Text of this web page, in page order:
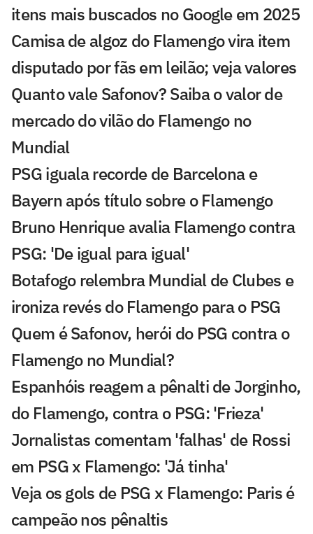
itens mais buscados no Google em 2025
Camisa de algoz do Flamengo vira item
disputado por fãs em leilão; veja valores
Quanto vale Safonov? Saiba o valor de
mercado do vilão do Flamengo no
Mundial
PSG iguala recorde de Barcelona e
Bayern após título sobre o Flamengo
Bruno Henrique avalia Flamengo contra
PSG: 'De igual para igual'
Botafogo relembra Mundial de Clubes e
ironiza revés do Flamengo para o PSG
Quem é Safonov, herói do PSG contra o
Flamengo no Mundial?
Espanhóis reagem a pênalti de Jorginho,
do Flamengo, contra o PSG: 'Frieza'
Jornalistas comentam 'falhas' de Rossi
em PSG x Flamengo: 'Já tinha'
Veja os gols de PSG x Flamengo: Paris é
campeão nos pênaltis